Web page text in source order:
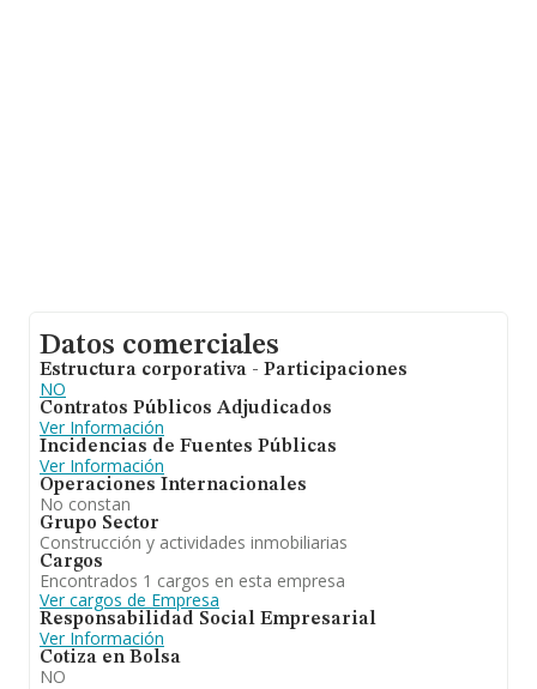
Datos comerciales
Estructura corporativa - Participaciones
NO
Contratos Públicos Adjudicados
Ver Información
Incidencias de Fuentes Públicas
Ver Información
Operaciones Internacionales
No constan
Grupo Sector
Construcción y actividades inmobiliarias
Cargos
Encontrados 1 cargos en esta empresa
Ver cargos de Empresa
Responsabilidad Social Empresarial
Ver Información
Cotiza en Bolsa
NO